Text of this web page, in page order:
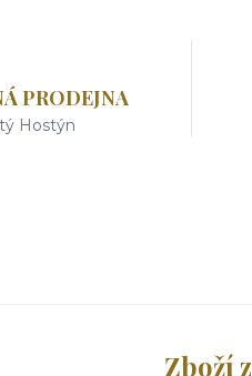
PRODEJNA
Hostýn
Zboží